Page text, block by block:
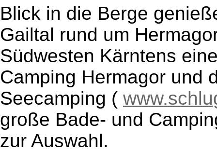
Blick in die Berge
Gailtal rund um
Südwesten Kärntens
Camping Hermagor und
Seecamping (
große Bade- und
zur Auswahl.